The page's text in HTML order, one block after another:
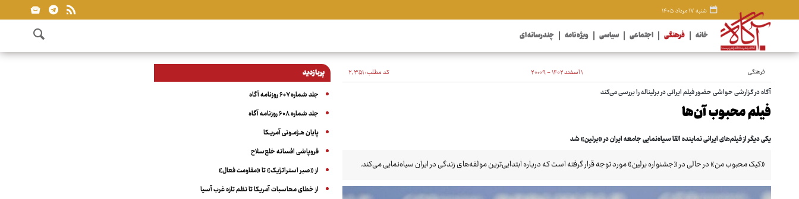
شنبه ۱۷ مرداد ۱۴۰۵
خانه فرهنگی اجتماعی سیاسی ویژه نامه چندرسانه ای
فرهنگی ۱ اسفند ۱۴۰۲ - ۲۰:۰۹ کد مطلب:۲٬۳۵۱
آگاه در گزارشی حواشی حضور فیلم ایرانی در برلیناله را بررسی می‌کند
فیلم محبوب آن‌ها
یکی دیگر از فیلم‌های ایرانی نماینده القا سیاه‌نمایی جامعه ایران در «برلین» شد
«کیک محبوب من» در حالی در «جشنواره‌ برلین» مورد توجه قرار گرفته است که درباره ابتدایی‌ترین مولفه‌های زندگی در ایران سیاه‌نمایی می‌کند.
پربازدید
جلد شماره ۶۰۷ روزنامه آگاه
جلد شماره ۶۰۸ روزنامه آگاه
پایان هـژمـونی آمریـکا
فروپاشی افسانه خلع‌سلاح
از «صبر استراتژیک» تا «مقاومت فعال»
از خطای محاسبات آمریکا تا نظم تازه غرب آسیا